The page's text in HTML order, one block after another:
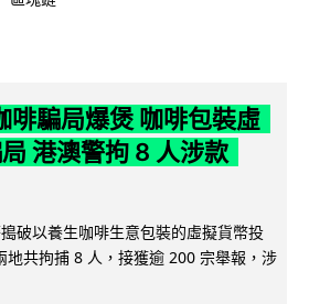
啡騙局爆煲 咖啡包裝虛
港澳警拘 8 人涉款
破以養生咖啡生意包裝的虛擬貨幣投
共拘捕 8 人，接獲逾 200 宗舉報，涉